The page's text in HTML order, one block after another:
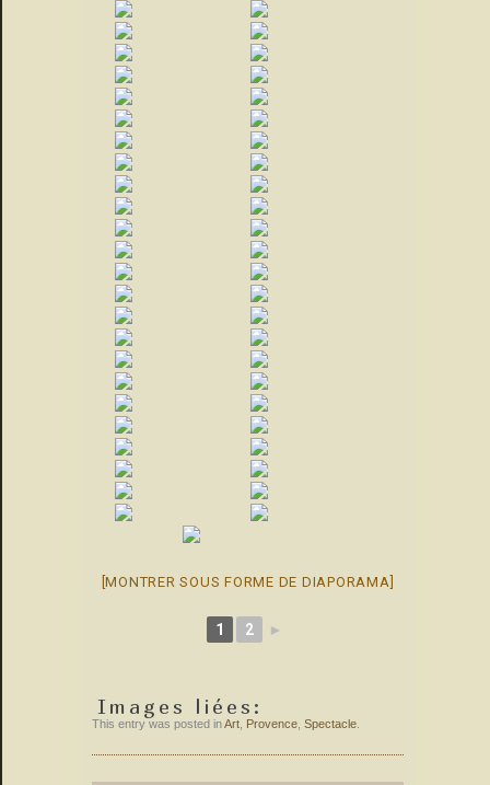
[MONTRER SOUS FORME DE DIAPORAMA]
1 2 ►
Images liées:
This entry was posted inArt Provence Spectacle